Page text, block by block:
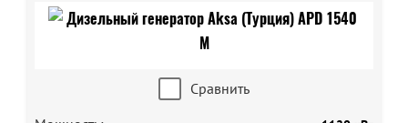
Сравнить